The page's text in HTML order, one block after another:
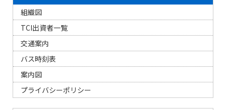
組織図
TCI出資者一覧
交通案内
バス時刻表
案内図
プライバシーポリシー